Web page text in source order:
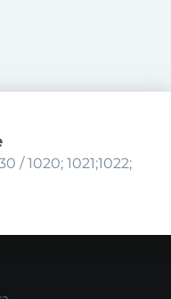
/ 1020; 1021;1022;